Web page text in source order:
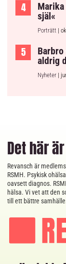
själ«
Porträtt |
aldrig
Nyheter |
Det här är
Revansch är
RSMH. Psykisk
oavsett diagnos.
hälsa. Vi vet att den
till ett bättre